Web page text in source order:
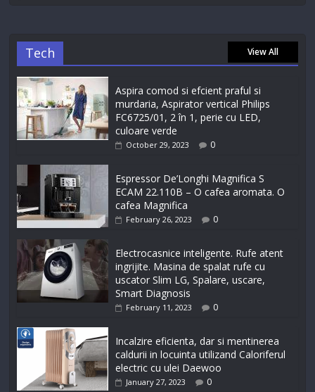
Tech View All
Aspira comod si efcient praful si
murdaria, Aspirator vertical Philips
FC6725/01, 2 în 1, perie cu LED,
culoare verde
October 29, 2023 0
Espressor De’Longhi Magnifica S
ECAM 22.110B – O cafea aromata. O
cafea Magnifica
February 26, 2023 0
Electrocasnice inteligente. Rufe atent
ingrijite. Masina de spalat rufe cu
uscator Slim LG, Spalare, uscare,
Smart Diagnosis
February 11, 2023 0
Incalzire eficienta, dar si mentinerea
caldurii in locuinta utilizand Caloriferul
electric cu ulei Daewoo
January 27, 2023 0